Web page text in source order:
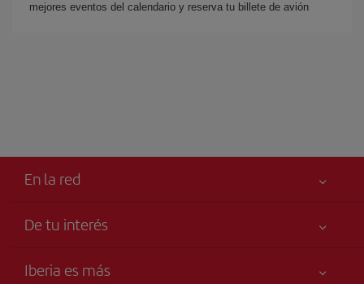
mejores eventos del calendario y reserva tu billete de avión
En la red
De tu interés
Accesibilidad
Iberia es más